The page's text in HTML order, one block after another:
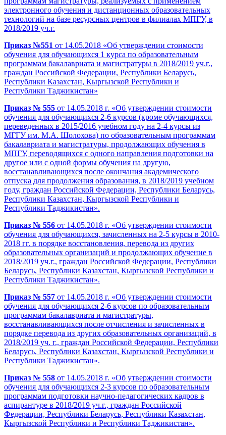
электронного обучения и дистанционных образовательных
технологий на базе ресурсных центров в филиалах МПГУ, в
2018/2019 уч.г.
Приказ №551 от 14.05.2018 «Об утверждении стоимости
обучения для обучающихся 1 курса по образовательным
программам бакалавриата и магистратуры в 2018/2019 уч.г.,
граждан Российской Федерации, Республики Беларусь,
Республики Казахстан, Кыргызской Республики и
Республики Таджикистан»
Приказ № 555 от 14.05.2018 г. «Об утверждении стоимости
обучения для обучающихся 2-6 курсов (кроме обучающихся,
переведенных в 2015/2016 учебном году на 2-4 курсы из
МГГУ им. М.А. Шолохова) по образовательным программам
бакалавриата и магистратуры, продолжающих обучения в
МПГУ, переводящихся с одного направления подготовки на
другое или с одной формы обучения на другую,
восстанавливающихся после окончания академического
отпуска для продолжения образования, в 2018/2019 учебном
году, граждан Российской Федерации, Республики Беларусь,
Республики Казахстан, Кыргызской Республики и
Республики Таджикистан».
Приказ № 556 от 14.05.2018 г. «Об утверждении стоимости
обучения для обучающихся, зачисленных на 2-5 курсы в 2010-
2018 гг. в порядке восстановления, перевода из других
образовательных организаций и продолжающих обучение в
2018/2019 уч.г., граждан Российской Федерации, Республики
Беларусь, Республики Казахстан, Кыргызской Республики и
Республики Таджикистан».
Приказ № 557 от 14.05.2018 г. «Об утверждении стоимости
обучения для обучающихся 2-6 курсов по образовательным
программам бакалавриата и магистратуры,
восстанавливающихся после отчисления и зачисленных в
порядке перевода из других образовательных организаций, в
2018/2019 уч. г., граждан Российской Федерации, Республики
Беларусь, Республики Казахстан, Кыргызской Республики и
Республики Таджикистан».
Приказ № 558 от 14.05.2018 г. «Об утверждении стоимости
обучения для обучающихся 2-3 курсов по образовательным
программам подготовки научно-педагогических кадров в
аспирантуре в 2018/2019 уч.г., граждан Российской
Федерации, Республики Беларусь, Республики Казахстан,
Кыргызской Республики и Республики Таджикистан».